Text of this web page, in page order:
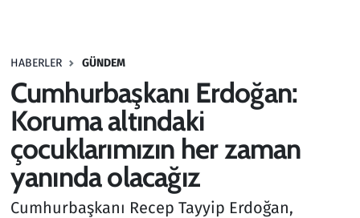
HABERLER GÜNDEM
Cumhurbaşkanı Erdoğan:
Koruma altındaki
çocuklarımızın her zaman
yanında olacağız
Cumhurbaşkanı Recep Tayyip Erdoğan,
Haber
Kültür Sanat
Kurumsal Haberler
Lezzet Durağı